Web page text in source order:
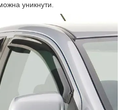
уникнути.